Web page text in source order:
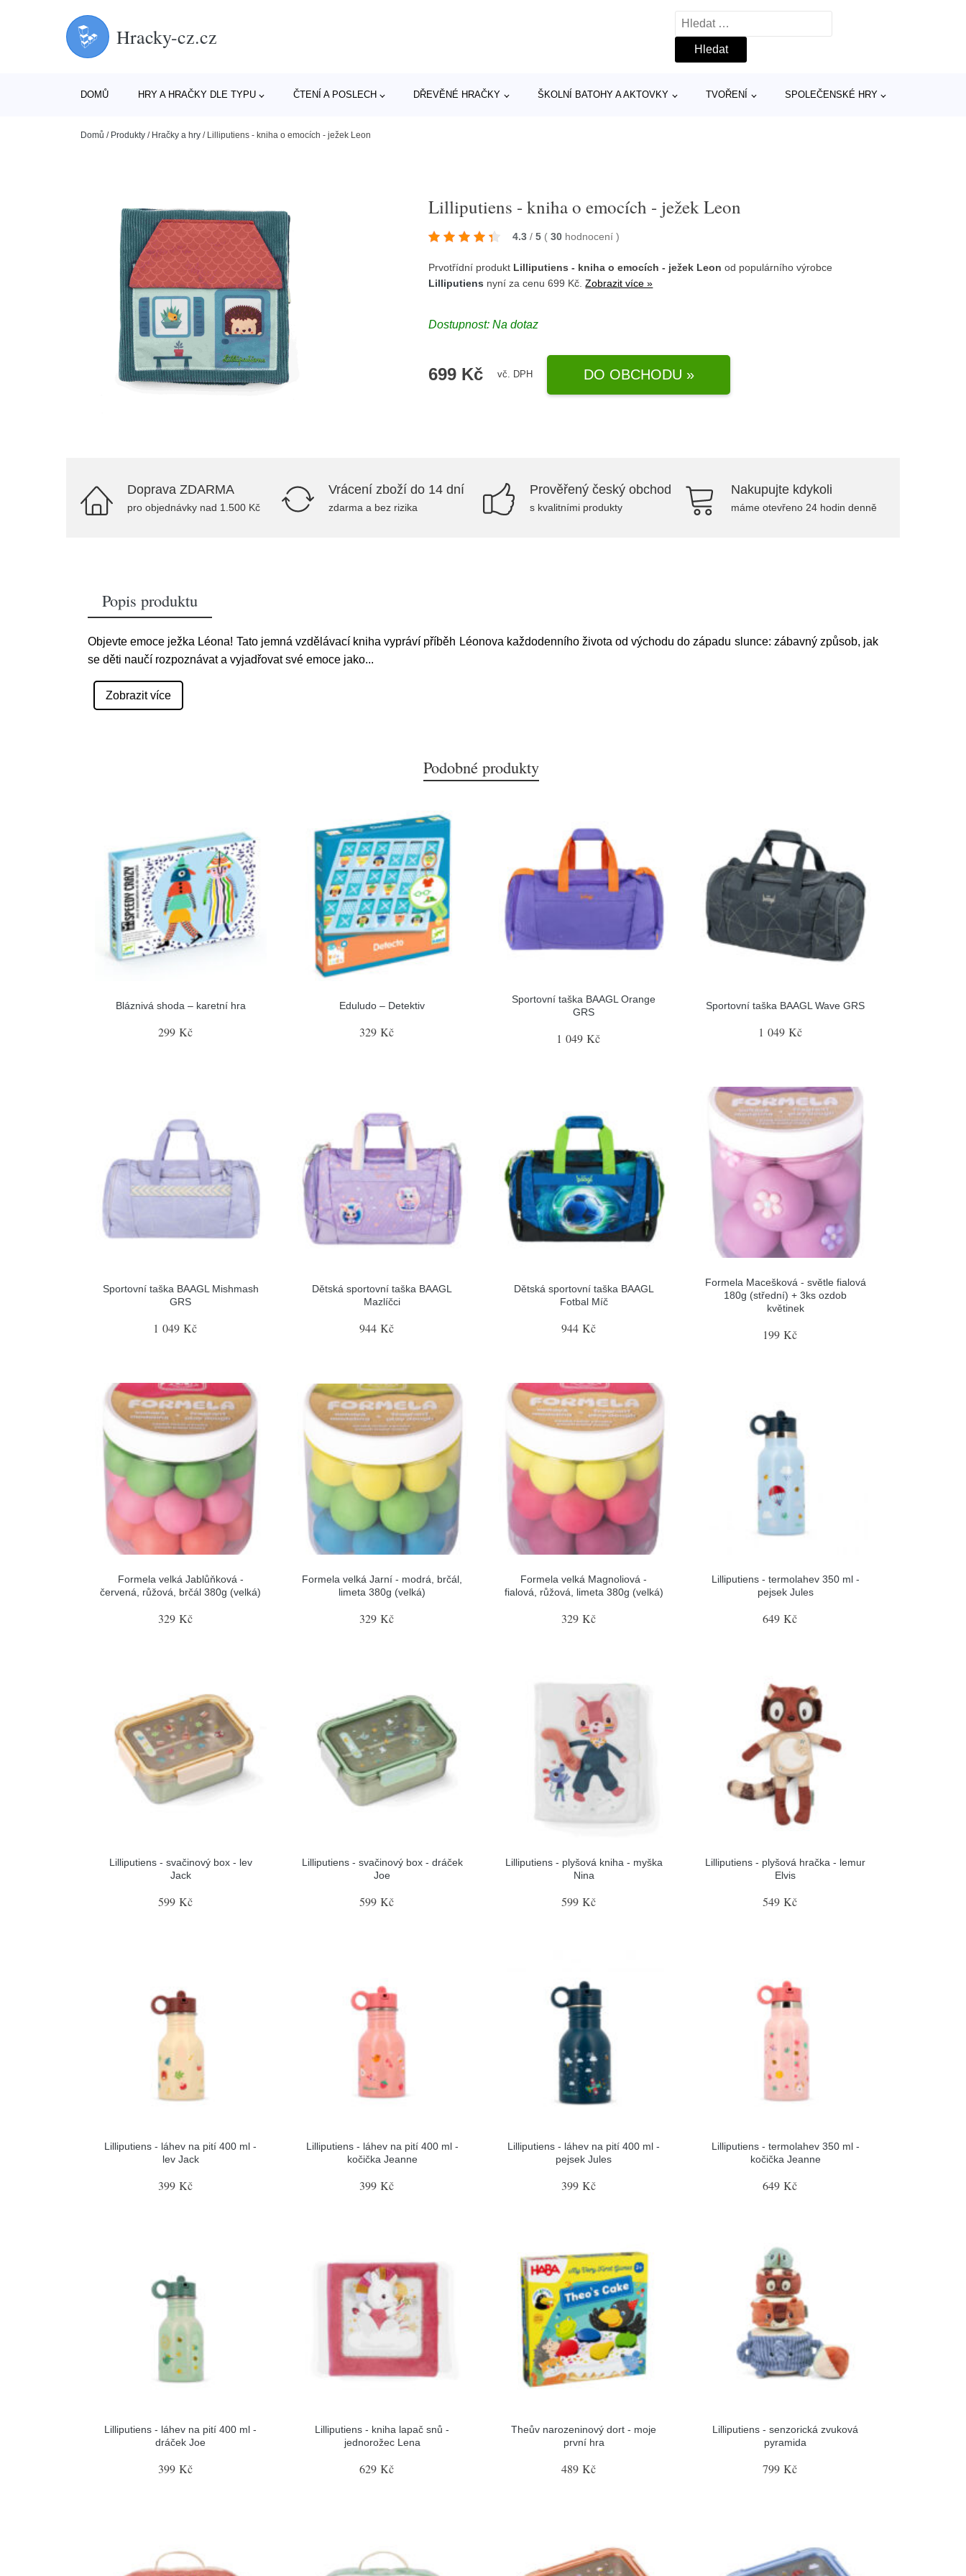
Hracky-cz.cz
Vyhledávání
DOMŮ HRY A HRAČKY DLE TYPU ČTENÍ A POSLECH DŘEVĚNÉ HRAČKY ŠKOLNÍ BATOHY A AKTOVKY TVOŘENÍ SPOLEČENSKÉ HRY
Domů / Produkty / Hračky a hry / Lilliputiens - kniha o emocích - ježek Leon
Lilliputiens - kniha o emocích - ježek Leon
4.3 / 5 ( 30 hodnocení)
Prvotřídní produkt Lilliputiens - kniha o emocích - ježek Leon od populárního výrobce
Lilliputiens nyní za cenu 699 Kč.Zobrazit více »
Dostupnost: Na dotaz
699 Kč vč. DPH DO OBCHODU »
Doprava ZDARMA
pro objednávky nad 1.500 Kč
Vrácení zboží do 14 dní
zdarma a bez rizika
Prověřený český obchod
s kvalitními produkty
Nakupujte kdykoli
máme otevřeno 24 hodin denně
Popis produktu
Objevte emoce ježka Léona! Tato jemná vzdělávací kniha vypráví příběh Léonova každodenního života od východu do západu slunce: zábavný způsob, jak
se děti naučí rozpoznávat a vyjadřovat své emoce jako...
Zobrazit více
Podobné produkty
Bláznivá shoda – karetní hra
299 Kč
Eduludo – Detektiv
329 Kč
Sportovní taška BAAGL Orange
GRS
1 049 Kč
Sportovní taška BAAGL Wave GRS
1 049 Kč
Sportovní taška BAAGL Mishmash
GRS
1 049 Kč
Dětská sportovní taška BAAGL
Mazlíčci
944 Kč
Dětská sportovní taška BAAGL
Fotbal Míč
944 Kč
Formela Macešková - světle fialová
180g (střední) + 3ks ozdob
květinek
199 Kč
Formela velká Jablůňková -
červená, růžová, brčál 380g (velká)
329 Kč
Formela velká Jarní - modrá, brčál,
limeta 380g (velká)
329 Kč
Formela velká Magnoliová -
fialová, růžová, limeta 380g (velká)
329 Kč
Lilliputiens - termolahev 350 ml -
pejsek Jules
649 Kč
Lilliputiens - svačinový box - lev
Jack
599 Kč
Lilliputiens - svačinový box - dráček
Joe
599 Kč
Lilliputiens - plyšová kniha - myška
Nina
599 Kč
Lilliputiens - plyšová hračka - lemur
Elvis
549 Kč
Lilliputiens - láhev na pití 400 ml -
lev Jack
399 Kč
Lilliputiens - láhev na pití 400 ml -
kočička Jeanne
399 Kč
Lilliputiens - láhev na pití 400 ml -
pejsek Jules
399 Kč
Lilliputiens - termolahev 350 ml -
kočička Jeanne
649 Kč
Lilliputiens - láhev na pití 400 ml -
dráček Joe
399 Kč
Lilliputiens - kniha lapač snů -
jednorožec Lena
629 Kč
Theův narozeninový dort - moje
první hra
489 Kč
Lilliputiens - senzorická zvuková
pyramida
799 Kč